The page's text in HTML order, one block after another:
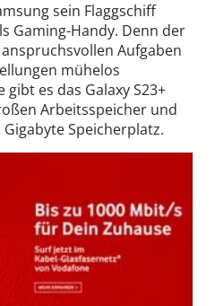
sein Flaggschiff
Gaming-Handy. Denn der
Aufgaben
mühelos
es das Galaxy S23+
Arbeitsspeicher und
Speicherplatz.